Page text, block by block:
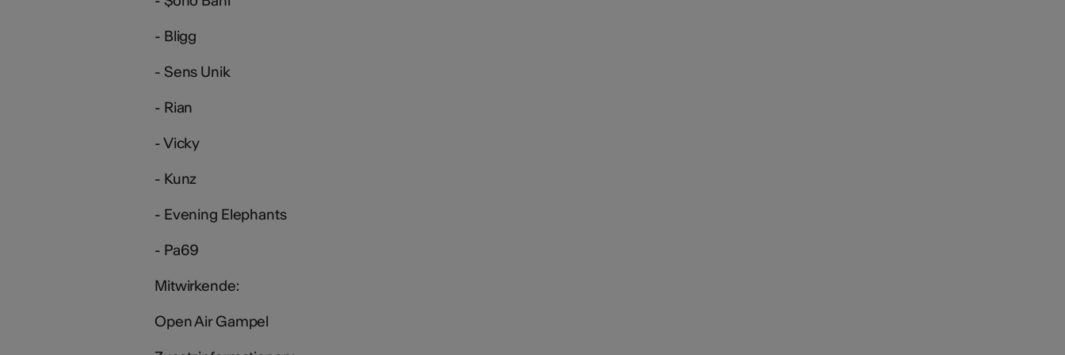
- Bligg
- Sens Unik
- Rian
- Vicky
- Kunz
- Evening Elephants
- Pa69
Mitwirkende:
Open Air Gampel